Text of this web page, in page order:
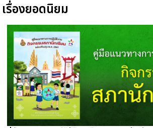
เรื่องยอดนิยม